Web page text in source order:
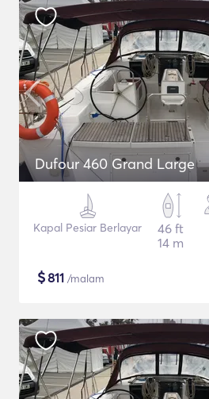
Dufour 460 Grand Large
Kapal Pesiar Berlayar
46 ft
14 m
$811 /malam